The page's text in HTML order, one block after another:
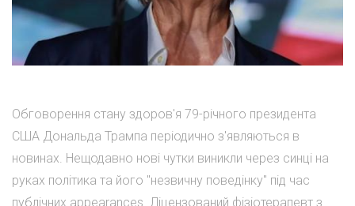
Обговорення стану здоров'я 79-річного президента
США Дональда Трампа періодично з'являються в
новинах. Нещодавно нові чутки виникли через синці на
руках політика та його "незвичну поведінку" під час
публічних appearances. Ліцензований фізіотерапевт з